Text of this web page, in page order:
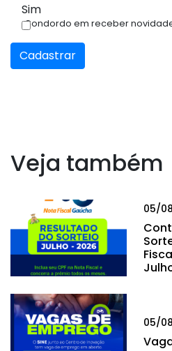
Sim
Condordo em receber
Cadastrar
Veja também
05/
05/